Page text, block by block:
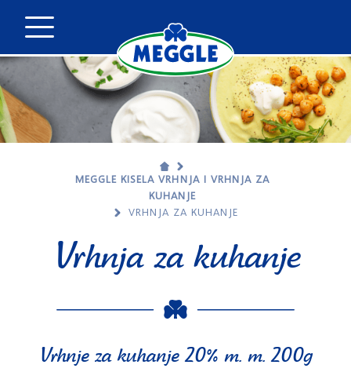
MEGGLE KISELA VRHNJA I VRHNJA ZA
KUHANJE
VRHNJA ZA KUHANJE
Vrhnja za kuhanje
Vrhnje za kuhanje 20% m. m. 200g